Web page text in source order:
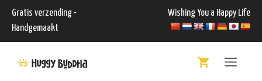
naar
inhoud
Gratis verzending -
Handgemaakt
Wishing You a Happy Life
Menu